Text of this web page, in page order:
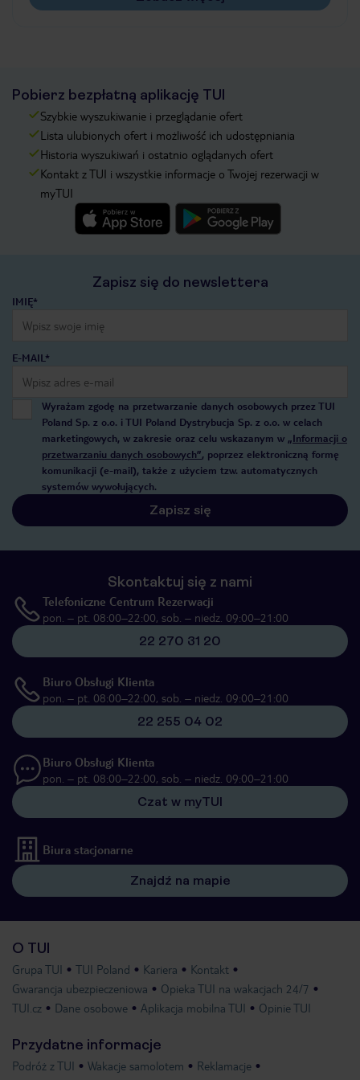
Pobierz bezpłatną aplikację TUI
Szybkie wyszukiwanie i przeglądanie ofert
Lista ulubionych ofert i możliwość ich udostępniania
Historia wyszukiwań i ostatnio oglądanych ofert
Kontakt z TUI i wszystkie informacje o Twojej rezerwacji w
myTUI
Zapisz się do newslettera
IMIĘ*
E-MAIL*
Wyrażam zgodę na przetwarzanie danych osobowych przez TUI
Poland Sp. z o.o. i TUI Poland Dystrybucja Sp. z o.o. w celach
marketingowych, w zakresie oraz celu wskazanym w „Informacji o
przetwarzaniu danych osobowych”, poprzez elektroniczną formę
komunikacji (e-mail), także z użyciem tzw. automatycznych
systemów wywołujących.
Zapisz się
Skontaktuj się z nami
Telefoniczne Centrum Rezerwacji
pon. – pt. 08:00–22:00, sob. – niedz. 09:00–21:00
22 270 31 20
Biuro Obsługi Klienta
pon. – pt. 08:00–22:00, sob. – niedz. 09:00–21:00
22 255 04 02
Biuro Obsługi Klienta
pon. – pt. 08:00–22:00, sob. – niedz. 09:00–21:00
Czat w myTUI
Biura stacjonarne
Znajdź na mapie
O TUI
Grupa TUI TUI Poland Kariera
Kontakt
Gwarancja ubezpieczeniowa
Opieka TUI na wakacjach 24/7
TUI.cz
Dane osobowe Aplikacja mobilna TUI Opinie TUI
Przydatne informacje
Podróż z TUI Wakacje samolotem
Reklamacje